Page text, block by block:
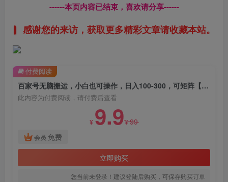
------本页内容已结束，喜欢请分享------
感谢您的来访，获取更多精彩文章请收藏本站。
百家号无脑搬运，小白也可操作，日入100-300，可矩阵【仅揭秘】
此内容为付费阅读，请付费后查看
¥ 9.9¥99
会员 免费
立即购买
您当前未登录！建议登陆后购买，可保存购买订单
付费阅读